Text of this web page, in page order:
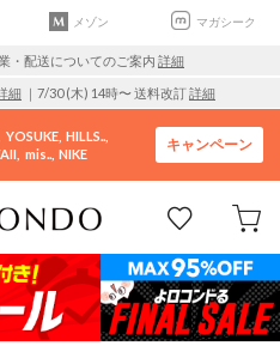
メゾン マガシーク
・配送についてのご案内 詳細
細 ｜7/30 (木) 14時〜 送料改訂詳細
YOSUKE HILLS..
mis.. NIKE
キャンペーン